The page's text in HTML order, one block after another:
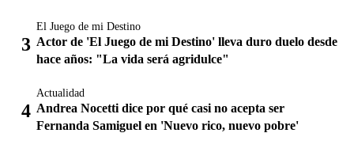
El Juego de mi Destino
Actor de 'El Juego de mi Destino' lleva duro duelo desde
hace años: "La vida será agridulce"
Actualidad
Andrea Nocetti dice por qué casi no acepta ser
Fernanda Samiguel en 'Nuevo rico, nuevo pobre'